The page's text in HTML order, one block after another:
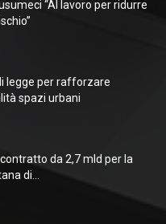
“Al lavoro per ridurre
legge per rafforzare
spazi urbani
da 2,7 mld per la
di...